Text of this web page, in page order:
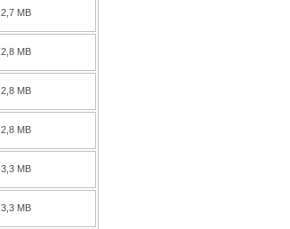
2,7 MB
2,8 MB
2,8 MB
2,8 MB
3,3 MB
3,3 MB